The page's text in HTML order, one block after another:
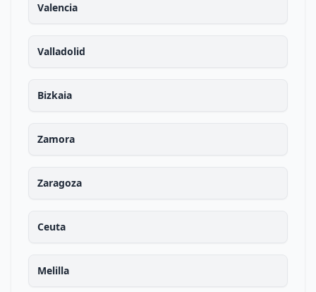
Valencia
Valladolid
Bizkaia
Zamora
Zaragoza
Ceuta
Melilla